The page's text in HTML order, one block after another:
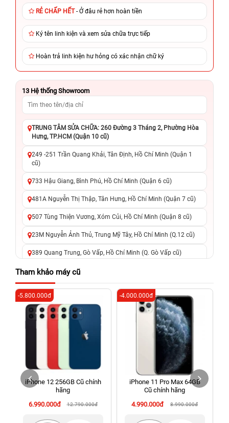
RẺ CHẤP HẾT- Ở đâu rẻ hơn hoàn tiền
Ký tên linh kiện và xem sửa chữa trực tiếp
Hoàn trả linh kiện hư hỏng có xác nhận chữ ký
13 Hệ thống Showroom
TRUNG TÂM SỬA CHỮA: 260 Đường 3 Tháng 2, Phường Hòa
Hưng, TP.HCM (Quận 10 cũ)
249 -251 Trần Quang Khải, Tân Định, Hồ Chí Minh (Quận 1
cũ)
733 Hậu Giang, Bình Phú, Hồ Chí Minh (Quận 6 cũ)
481A Nguyễn Thị Thập, Tân Hưng, Hồ Chí Minh (Quận 7 cũ)
507 Tùng Thiện Vương, Xóm Củi, Hồ Chí Minh (Quận 8 cũ)
23M Nguyễn Ảnh Thủ, Trung Mỹ Tây, Hồ Chí Minh (Q.12 cũ)
389 Quang Trung, Gò Vấp, Hồ Chí Minh (Q. Gò Vấp cũ)
625 - 625A Âu Cơ, Tân Phú, Hồ Chí Minh (Quận Tân Phú cũ)
326 Lê Văn Việt, Tăng Nhơn Phú, Hồ Chí Minh (Q.9 TP. Thủ
Đức cũ)
256 Võ Văn Ngân, Thủ Đức, Hồ Chí Minh (Bình Thọ, TP. Thủ
70 Nguyễn An Ninh, Dĩ An, Hồ Chí Minh (Bình Dương Cũ)
24h Vũng Tàu: 162A Ba Cu, Vũng Tàu, Hồ Chí Minh (TP. Vũng
Tàu cũ)
198 Hoàng Văn Thụ, Tân Sơn Nhất, Hồ Chí Minh (Tân Bình
Tham khảo máy cũ
iPhone 12 256GB Cũ chính
hãng
6.990.000đ
12.790.000đ
-5.800.000đ
iPhone 11 Pro Max 64GB
Cũ chính hãng
4.990.000đ
8.990.000đ
-4.000.000đ